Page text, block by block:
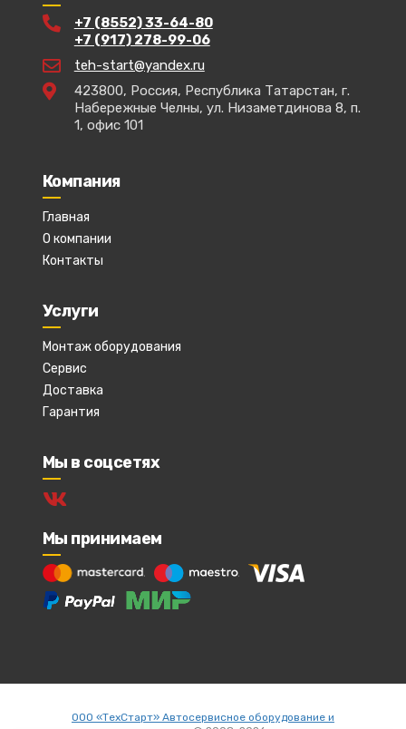
+7 (8552) 33-64-80
+7 (917) 278-99-06
teh-start@yandex.ru
423800, Россия, Республика Татарстан, г.
Набережные Челны, ул. Низаметдинова 8, п.
1, офис 101
Компания
Главная
О компании
Контакты
Услуги
Монтаж оборудования
Сервис
Доставка
Гарантия
Мы в соцсетях
Мы принимаем
ООО «ТехСтарт» Автосервисное оборудование и